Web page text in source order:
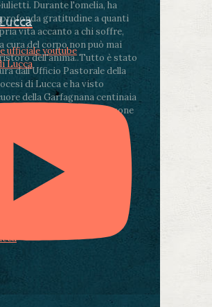
Durante l'omelia, ha
gratitudine a quanti
vita accanto a chi soffre,
cura del corpo non può mai
dell'anima..Tutto è stato
dall'Ufficio Pastorale della
di Lucca e ha visto
della Garfagnana centinaia
sanitari, volontari e persone
ufficiale youtube
Lucca